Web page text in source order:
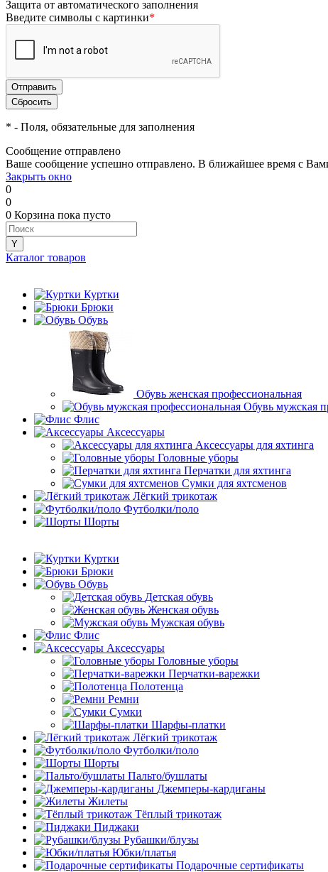
Защита от автоматического заполнения
Введите символы с картинки*
* - Поля, обязательные для заполнения
Сообщение отправлено
Ваше сообщение успешно отправлено. В ближайшее время с
Закрыть окно
0
0
0 Корзина пока пусто
Каталог товаров
Куртки
Брюки
Обувь
Обувь женская профессиональная
Обувь мужская
Флис
Аксессуары
Аксессуары для яхтинга
Головные уборы
Перчатки для яхтинга
Сумки для яхтсменов
Лёгкий трикотаж
Футболки/поло
Шорты
Куртки
Брюки
Обувь
Детская обувь
Женская обувь
Мужская обувь
Флис
Аксессуары
Головные уборы
Перчатки-варежки
Полотенца
Ремни
Сумки
Шарфы-платки
Лёгкий трикотаж
Футболки/поло
Шорты
Пальто/бушлаты
Джемперы-кардиганы
Жилеты
Тёплый трикотаж
Пиджаки
Рубашки/блузы
Юбки/платья
Подарочные сертификаты